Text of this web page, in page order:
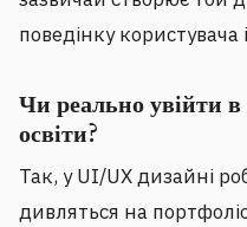
поведінку
Чи реально увійти в
освіти?
Так, у UI/UX дизайні
дивляться на